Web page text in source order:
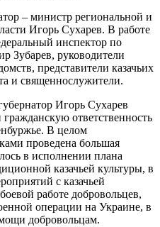
– министр региональной и
Игорь Сухарев. В работе
инспектор по
Зубарев, руководители
представители казачьих
и священнослужители.
Игорь Сухарев
ответственность
В целом
проведена большая
в исполнении плана
казачьей культуры, в
с казачьей
работе добровольцев,
операции на Украине, в
добровольцам.